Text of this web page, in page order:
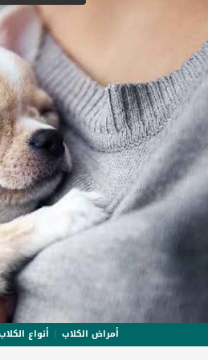
العفن والغبار فى اجهزة التدفئة. هناك
المنزل. كما ان التنظيف المستمر لفلاتر
من الغبار والعث
أمراض الكلاب أنواع